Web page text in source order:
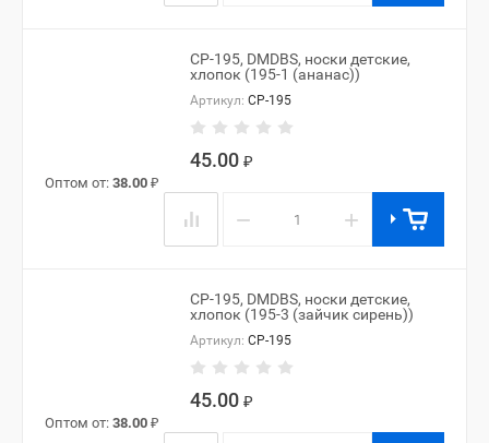
CP-195, DMDBS, носки детские,
хлопок (195-1 (ананас))
Артикул: CP-195
45.00 ₽
Оптом от: 38.00 ₽
− +
CP-195, DMDBS, носки детские,
хлопок (195-3 (зайчик сирень))
Артикул: CP-195
45.00 ₽
Оптом от: 38.00 ₽